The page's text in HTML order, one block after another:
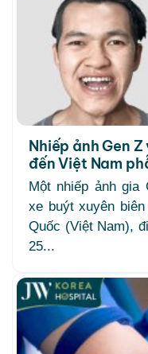
Nhiếp ảnh Gen
đến Việt Nam
Một nhiếp ảnh gia
xe buýt xuyên
Quốc (Việt Nam),
25...